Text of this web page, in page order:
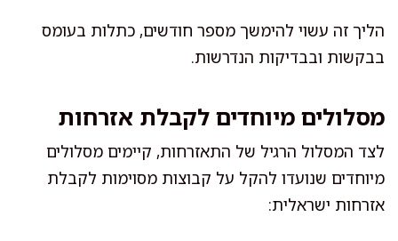
הליך זה עשוי להימשך מספר חודשים, כתלות בעומס
בבקשות ובבדיקות הנדרשות.
מסלולים מיוחדים לקבלת אזרחות
לצד המסלול הרגיל של התאזרחות, קיימים מסלולים
מיוחדים שנועדו להקל על קבוצות מסוימות לקבלת
אזרחות ישראלית: